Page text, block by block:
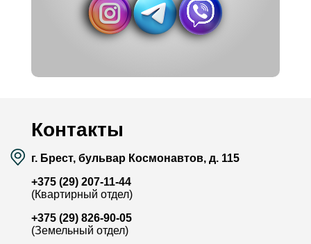
Контакты
г. Брест, бульвар Космонавтов, д. 115
+375 (29) 207-11-44
(Квартирный отдел)
+375 (29) 826-90-05
(Земельный отдел)